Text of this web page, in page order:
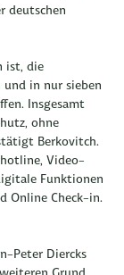
deutschen
ist, die
und in nur sieben
Insgesamt
ohne
Berkovitch.
Video-
Funktionen
Online Check-in.
Peter Diercks